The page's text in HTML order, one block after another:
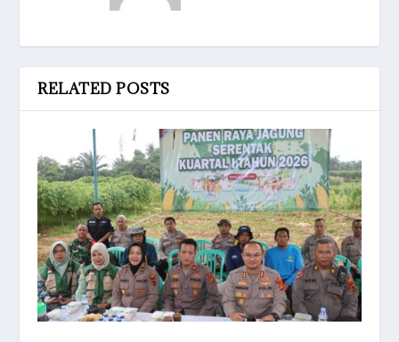
RELATED POSTS